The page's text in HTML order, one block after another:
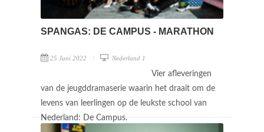
SPANGAS: DE CAMPUS - MARATHON
25 Juni 2022 Nederland 1
Vier afleveringen
van de jeugddramaserie waarin het draait om de
levens van leerlingen op de leukste school van
Nederland: De Campus.